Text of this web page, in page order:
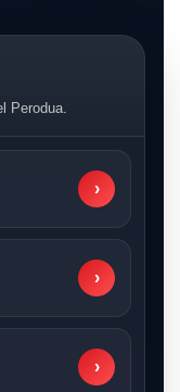
Perodua.
›
›
›